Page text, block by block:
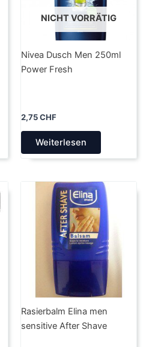
NICHT VORRÄTIG
Nivea Dusch Men 250ml
Power Fresh
2,75CHF
Weiterlesen
Rasierbalm Elina men
sensitive After Shave